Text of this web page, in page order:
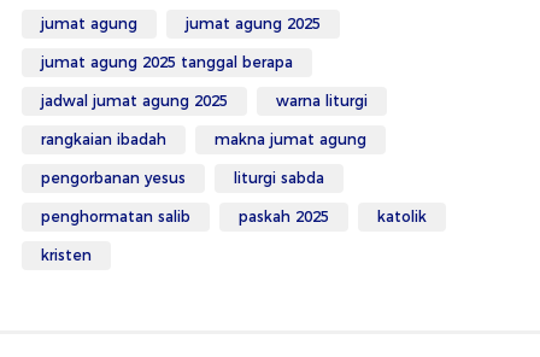
jumat agung jumat agung 2025
jumat agung 2025 tanggal berapa
jadwal jumat agung 2025 warna liturgi
rangkaian ibadah makna jumat agung
pengorbanan yesus liturgi sabda
penghormatan salib paskah 2025 katolik
kristen